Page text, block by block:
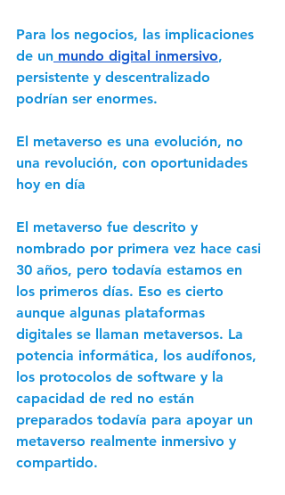
Para los negocios, las implicaciones
de un mundo digital inmersivo,
persistente y descentralizado
podrían ser enormes.
El metaverso es una evolución, no
una revolución, con oportunidades
hoy en día
El metaverso fue descrito y
nombrado por primera vez hace casi
30 años, pero todavía estamos en
los primeros días. Eso es cierto
aunque algunas plataformas
digitales se llaman metaversos. La
potencia informática, los audífonos,
los protocolos de software y la
capacidad de red no están
preparados todavía para apoyar un
metaverso realmente inmersivo y
compartido.